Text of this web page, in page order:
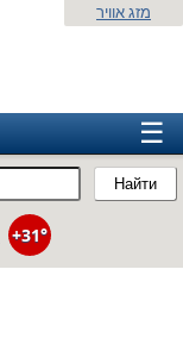
Найти
מזג אוויר
☰
+31°